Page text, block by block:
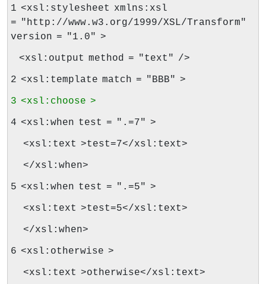
1 <xsl:stylesheet xmlns:xsl
= "http://www.w3.org/1999/XSL/Transform"
version = "1.0" >
<xsl:output method = "text" />
2 <xsl:template match = "BBB" >
3 <xsl:choose >
4 <xsl:when test = ".=7" >
<xsl:text >test=7</xsl:text>
</xsl:when>
5 <xsl:when test = ".=5" >
<xsl:text >test=5</xsl:text>
</xsl:when>
6 <xsl:otherwise >
<xsl:text >otherwise</xsl:text>